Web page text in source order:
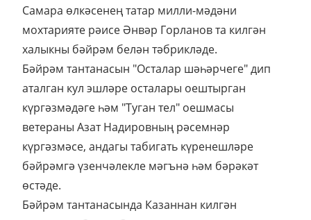
Самара өлкәсенең татар милли-мәдәни
мохтарияте рәисе Әнвәр Горланов та килгән
халыкны бәйрәм белән тәбрикләде.
Бәйрәм тантанасын "Осталар шәһәрчеге" дип
аталган кул эшләре осталары оештырган
күргәзмәдәге һәм "Туган тел" оешмасы
ветераны Азат Надировның рәсемнәр
күргәзмәсе, андагы табигать күренешләре
бәйрәмгә үзенчәлекле мәгънә һәм бәрәкәт
өстәде.
Бәйрәм тантанасында Казаннан килгән